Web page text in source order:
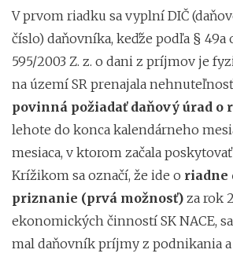
V prvom riadku sa vyplní DIČ
číslo) daňovníka, keďže podľa § 49a
595/2003 Z. z. o dani z príjmov je
na území SR prenajala
povinná požiadať daňový úrad o
lehote do konca kalendárneho
mesiaca, v ktorom začala
Krížikom sa označí, že ide o riadne
priznanie (prvá možnosť) za rok
ekonomických činností SK NACE,
mal daňovník príjmy z podnikania